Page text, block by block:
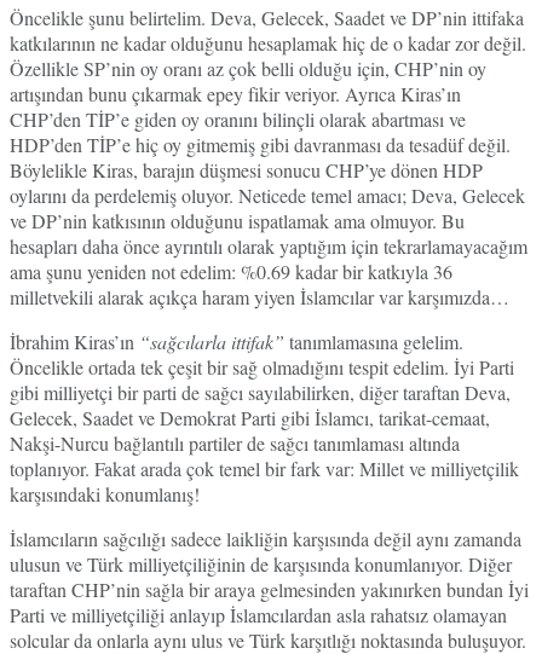
Öncelikle şunu belirtelim. Deva, Gelecek, Saadet ve DP’nin ittifaka
katkılarının ne kadar olduğunu hesaplamak hiç de o kadar zor değil.
Özellikle SP’nin oy oranı az çok belli olduğu için, CHP’nin oy
artışından bunu çıkarmak epey fikir veriyor. Ayrıca Kiras’ın
CHP’den TİP’e giden oy oranını bilinçli olarak abartması ve
HDP’den TİP’e hiç oy gitmemiş gibi davranması da tesadüf değil.
Böylelikle Kiras, barajın düşmesi sonucu CHP’ye dönen HDP
oylarını da perdelemiş oluyor. Neticede temel amacı; Deva, Gelecek
ve DP’nin katkısının olduğunu ispatlamak ama olmuyor. Bu
hesapları daha önce ayrıntılı olarak yaptığım için tekrarlamayacağım
ama şunu yeniden not edelim: %0.69 kadar bir katkıyla 36
milletvekili alarak açıkça haram yiyen İslamcılar var karşımızda…
İbrahim Kiras’ın “sağcılarla ittifak” tanımlamasına gelelim.
Öncelikle ortada tek çeşit bir sağ olmadığını tespit edelim. İyi Parti
gibi milliyetçi bir parti de sağcı sayılabilirken, diğer taraftan Deva,
Gelecek, Saadet ve Demokrat Parti gibi İslamcı, tarikat-cemaat,
Nakşi-Nurcu bağlantılı partiler de sağcı tanımlaması altında
toplanıyor. Fakat arada çok temel bir fark var: Millet ve milliyetçilik
karşısındaki konumlanış!
İslamcıların sağcılığı sadece laikliğin karşısında değil aynı zamanda
ulusun ve Türk milliyetçiliğinin de karşısında konumlanıyor. Diğer
taraftan CHP’nin sağla bir araya gelmesinden yakınırken bundan İyi
Parti ve milliyetçiliği anlayıp İslamcılardan asla rahatsız olamayan
solcular da onlarla aynı ulus ve Türk karşıtlığı noktasında buluşuyor.